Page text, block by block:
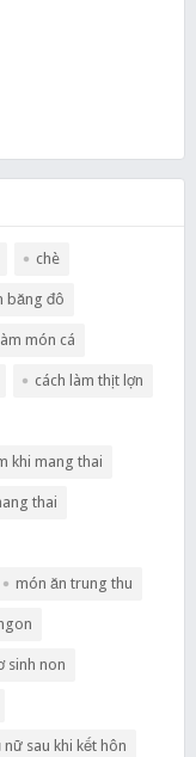
chè
băng đô
món cá
cách làm thịt lợn
khi mang thai
thai
món ăn trung thu
sinh non
nữ sau khi kết hôn